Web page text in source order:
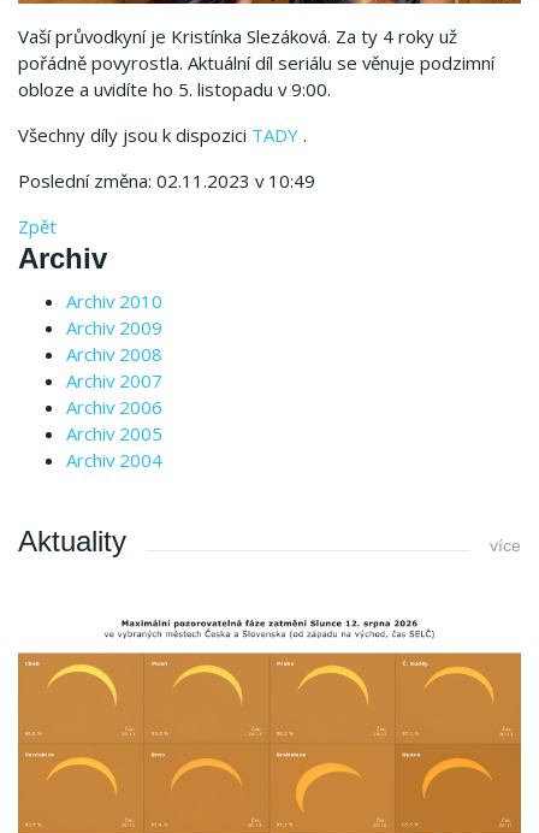
Vaší průvodkyní je Kristínka Slezáková. Za ty 4 roky už
pořádně povyrostla. Aktuální díl seriálu se věnuje podzimní
obloze a uvidíte ho 5. listopadu v 9:00.
Všechny díly jsou k dispozici TADY .
Poslední změna: 02.11.2023 v 10:49
Zpět
Archiv
Archiv 2010
Archiv 2009
Archiv 2008
Archiv 2007
Archiv 2006
Archiv 2005
Archiv 2004
Aktuality více